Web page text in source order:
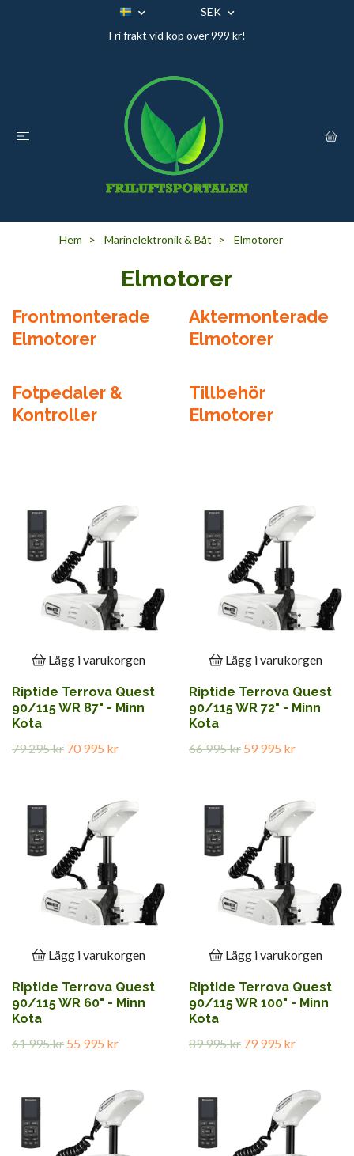
SEK
Fri frakt vid köp över 999 kr!
Hem Marinelektronik & Båt Elmotorer
Elmotorer
Frontmonterade
Elmotorer
Aktermonterade
Elmotorer
Fotpedaler &
Kontroller
Tillbehör
Elmotorer
Lägg i varukorgen
Riptide Terrova Quest
90/115 WR 87" - Minn
Kota
79 295 kr 70 995 kr
Lägg i varukorgen
Riptide Terrova Quest
90/115 WR 72" - Minn
Kota
66 995 kr 59 995 kr
Lägg i varukorgen
Riptide Terrova Quest
90/115 WR 60" - Minn
Kota
61 995 kr 55 995 kr
Lägg i varukorgen
Riptide Terrova Quest
90/115 WR 100" - Minn
Kota
89 995 kr 79 995 kr